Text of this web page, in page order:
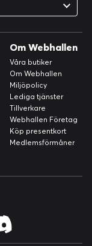
Om Webhallen
Våra butiker
Om Webhallen
Miljöpolicy
Lediga tjänster
Tillverkare
Webhallen Företag
Köp presentkort
Medlemsförmåner